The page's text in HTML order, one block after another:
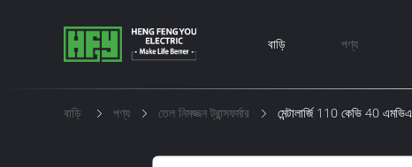
বাড়ি পণ্য
বাড়ি পণ্য তেল নিমজ্জন ট্রান্সফর্মার মেন্টালার্জি 110 কেভি 40 এমভিএ